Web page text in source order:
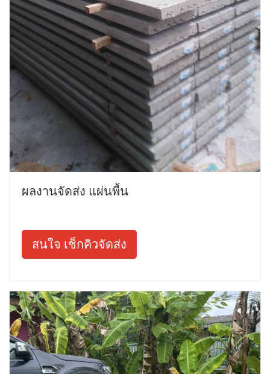
ผลงานจัดส่ง แผ่นพื้น
สนใจ เช็กคิวจัดส่ง